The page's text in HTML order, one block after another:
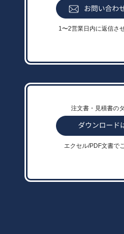
1〜2営業日内に返信さ
注文書・見積書の
エクセル/PDF文書で